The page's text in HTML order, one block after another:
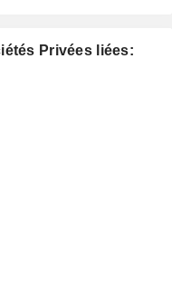
Jonathan Asquith
PLC
Privées liées: